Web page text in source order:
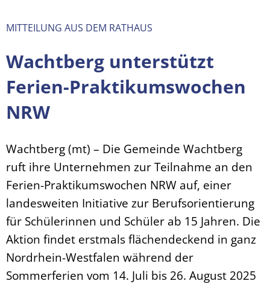
MITTEILUNG AUS DEM RATHAUS
Wachtberg unterstützt
Ferien-Praktikumswochen
NRW
Wachtberg (mt) – Die Gemeinde Wachtberg
ruft ihre Unternehmen zur Teilnahme an den
Ferien-Praktikumswochen NRW auf, einer
landesweiten Initiative zur Berufsorientierung
für Schülerinnen und Schüler ab 15 Jahren. Die
Aktion findet erstmals flächendeckend in ganz
Nordrhein-Westfalen während der
Sommerferien vom 14. Juli bis 26. August 2025